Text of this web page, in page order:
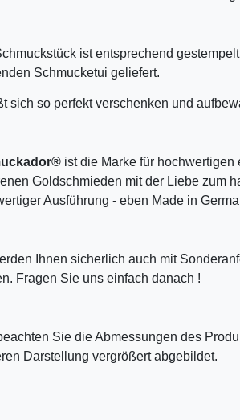
ist entsprechend
Schmucketui geliefert.
sich so perfekt verschenken und
ist die Marke für
Goldschmieden mit der Liebe zum
Ausführung - eben Made in
Ihnen sicherlich auch mit
Fragen Sie uns einfach danach !
Sie die Abmessungen des
Darstellung vergrößert abgebildet.